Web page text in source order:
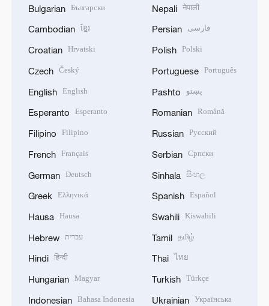
Bulgarian Български
Cambodian ខ្មែរ
Croatian Hrvatski
Czech Český
English English
Esperanto Esperanto
Filipino Filipino
French Français
German Deutsch
Greek Ελληνικά
Hausa Hausa
Hebrew עברית
Hindi हिन्दी
Hungarian Magyar
Indonesian Bahasa Indonesia
Nepali नेपाली
Persian فارسی
Polish Polski
Portuguese Português
Pashto پښتو
Romanian Română
Russian Русский
Serbian Српски
Sinhala සිංහල
Spanish Español
Swahili Kiswahili
Tamil தமிழ்
Thai ไทย
Turkish Türkçe
Ukrainian Українська